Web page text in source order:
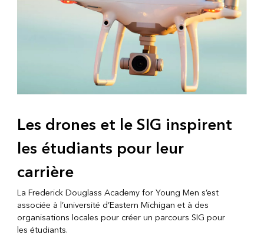
Les drones et le SIG inspirent
les étudiants pour leur
carrière
La Frederick Douglass Academy for Young Men s’est
associée à l’université d’Eastern Michigan et à des
organisations locales pour créer un parcours SIG pour
les étudiants.